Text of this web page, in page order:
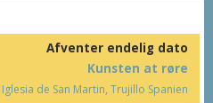
Afventer endelig dato
Kunsten at røre
Iglesia de San Martin, Trujillo Spanien